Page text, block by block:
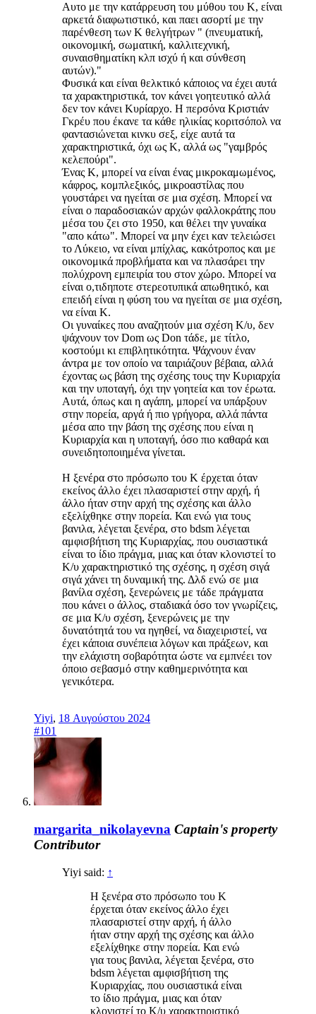
Αυτο με την κατάρρευση του μύθου του Κ, είναι
αρκετά διαφωτιστικό, και παει ασορτί με την
παρένθεση των Κ θελγήτρων " (πνευματική,
οικονομική, σωματική, καλλιτεχνική,
συναισθηματίκη κλπ ισχύ ή και σύνθεση
αυτών)."
Φυσικά και είναι θελκτικό κάποιος να έχει αυτά
τα χαρακτηριστικά, τον κάνει γοητευτικό αλλά
δεν τον κάνει Κυρίαρχο. Η περσόνα Κριστιάν
Γκρέυ που έκανε τα κάθε ηλικίας κοριτσόπολ να
φαντασιώνεται κινκυ σεξ, είχε αυτά τα
χαρακτηριστικά, όχι ως Κ, αλλά ως "γαμβρός
κελεπούρι".
Ένας Κ, μπορεί να είναι ένας μικροκαμωμένος,
κάφρος, κομπλεξικός, μικροαστίλας που
γουστάρει να ηγείται σε μια σχέση. Μπορεί να
είναι ο παραδοσιακών αρχών φαλλοκράτης που
μέσα του ζει στο 1950, και θέλει την γυναίκα
"απο κάτω". Μπορεί να μην έχει καν τελειώσει
το Λύκειο, να είναι μπίχλας, κακότροπος και με
οικονομικά προβλήματα και να πλασάρει την
πολύχρονη εμπειρία του στον χώρο. Μπορεί να
είναι ο,τιδηποτε στερεοτυπικά απωθητικό, και
επειδή είναι η φύση του να ηγείται σε μια σχέση,
να είναι Κ.
Οι γυναίκες που αναζητούν μια σχέση Κ/υ, δεν
ψάχνουν τον Dom ως Don τάδε, με τίτλο,
κοστούμι κι επιβλητικότητα. Ψάχνουν έναν
άντρα με τον οποίο να ταιριάζουν βέβαια, αλλά
έχοντας ως βάση της σχέσης τους την Κυριαρχία
και την υποταγή, όχι την γοητεία και τον έρωτα.
Αυτά, όπως και η αγάπη, μπορεί να υπάρξουν
στην πορεία, αργά ή πιο γρήγορα, αλλά πάντα
μέσα απο την βάση της σχέσης που είναι η
Κυριαρχία και η υποταγή, όσο πιο καθαρά και
συνειδητοποιημένα γίνεται.
Η ξενέρα στο πρόσωπο του Κ έρχεται όταν
εκείνος άλλο έχει πλασαριστεί στην αρχή, ή
άλλο ήταν στην αρχή της σχέσης και άλλο
εξελίχθηκε στην πορεία. Και ενώ για τους
βανιλα, λέγεται ξενέρα, στο bdsm λέγεται
αμφισβήτιση της Κυριαρχίας, που ουσιαστικά
είναι το ίδιο πράγμα, μιας και όταν κλονιστεί το
Κ/υ χαρακτηριστικό της σχέσης, η σχέση σιγά
σιγά χάνει τη δυναμική της. Δλδ ενώ σε μια
βανίλα σχέση, ξενερώνεις με τάδε πράγματα
που κάνει ο άλλος, σταδιακά όσο τον γνωρίζεις,
σε μια K/υ σχέση, ξενερώνεις με την
δυνατότητά του να ηγηθεί, να διαχειριστεί, να
έχει κάποια συνέπεια λόγων και πράξεων, και
την ελάχιστη σοβαρότητα ώστε να εμπνέει τον
όποιο σεβασμό στην καθημερινότητα και
γενικότερα.
Yiyi, 18 Αυγούστου 2024
#101
margarita_nikolayevna Captain's property
Contributor
Yiyi said: ↑
Η ξενέρα στο πρόσωπο του Κ
έρχεται όταν εκείνος άλλο έχει
πλασαριστεί στην αρχή, ή άλλο
ήταν στην αρχή της σχέσης και άλλο
εξελίχθηκε στην πορεία. Και ενώ
για τους βανιλα, λέγεται ξενέρα, στο
bdsm λέγεται αμφισβήτιση της
Κυριαρχίας, που ουσιαστικά είναι
το ίδιο πράγμα, μιας και όταν
κλονιστεί το Κ/υ χαρακτηριστικό